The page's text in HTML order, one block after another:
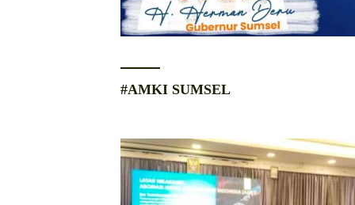
#AMKI SUMSEL